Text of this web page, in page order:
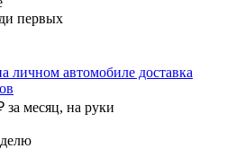
первых
личном автомобиле доставка
за месяц, на руки